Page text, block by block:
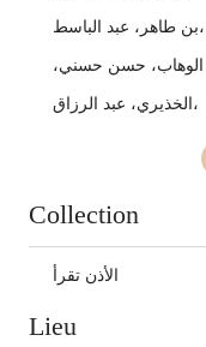
بن طاهر، عبد الباسط،
الوهاب، حسن حسني
الخذيري، عبد الرزاق،
Collection
الأذن تقرأ
Lieu